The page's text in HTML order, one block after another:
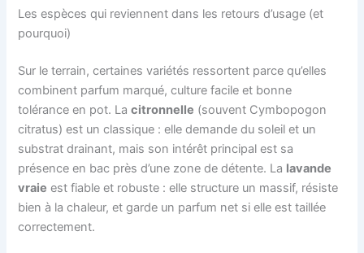
Les espèces qui reviennent dans les retours d’usage (et
pourquoi)
Sur le terrain, certaines variétés ressortent parce qu’elles
combinent parfum marqué, culture facile et bonne
tolérance en pot. Lacitronnelle (souvent Cymbopogon
citratus) est un classique : elle demande du soleil et un
substrat drainant, mais son intérêt principal est sa
présence en bac près d’une zone de détente. La lavande
vraie est fiable et robuste : elle structure un massif, résiste
bien à la chaleur, et garde un parfum net si elle est taillée
correctement.